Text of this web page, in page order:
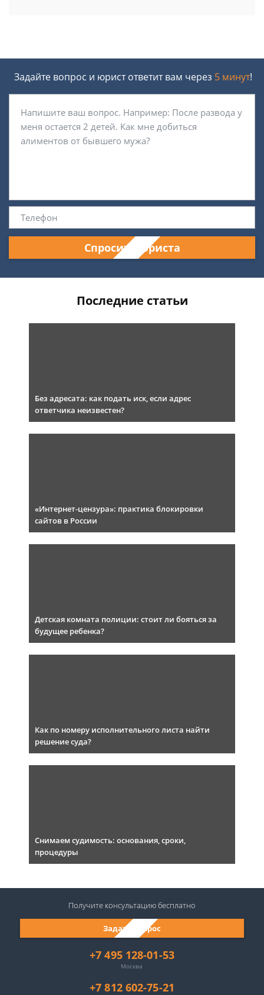
Задайте вопрос и юрист ответит вам через 5 минут!
Спросить юриста
Последние статьи
Без адресата: как подать иск, если адрес
ответчика неизвестен?
«Интернет-цензура»: практика блокировки
сайтов в России
Детская комната полиции: стоит ли бояться за
будущее ребенка?
Как по номеру исполнительного листа найти
решение суда?
Снимаем судимость: основания, сроки,
процедуры
+7 495 128-01-53
Москва
+7 812 602-75-21
Задать вопрос
Получите консультациюбесплатно